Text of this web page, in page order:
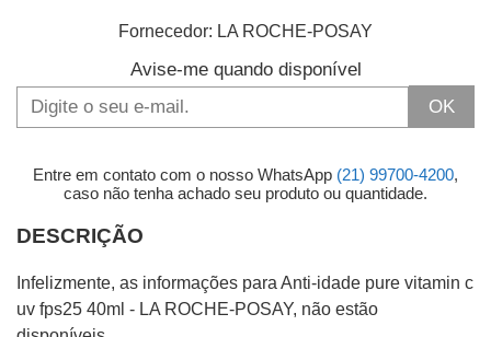
Fornecedor: LA ROCHE-POSAY
Avise-me quando disponível
OK
Entre em contato com o nosso WhatsApp (21) 99700-4200,
caso não tenha achado seu produto ou quantidade.
DESCRIÇÃO
Infelizmente, as informações para Anti-idade pure vitamin c
uv fps25 40ml - LA ROCHE-POSAY, não estão